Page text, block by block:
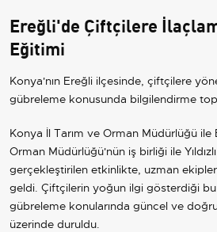
Ereğli'de Çiftçilere
Eğitimi
Konya'nın Ereğli ilçesinde, çiftçilere
gübreleme konusunda bilgilendirme
Konya İl Tarım ve Orman Müdürlüğü ile
Orman Müdürlüğü'nün iş birliği ile
gerçekleştirilen etkinlikte, uzman
geldi. Çiftçilerin yoğun ilgi gösterdiği
gübreleme konularında güncel ve
üzerinde duruldu.